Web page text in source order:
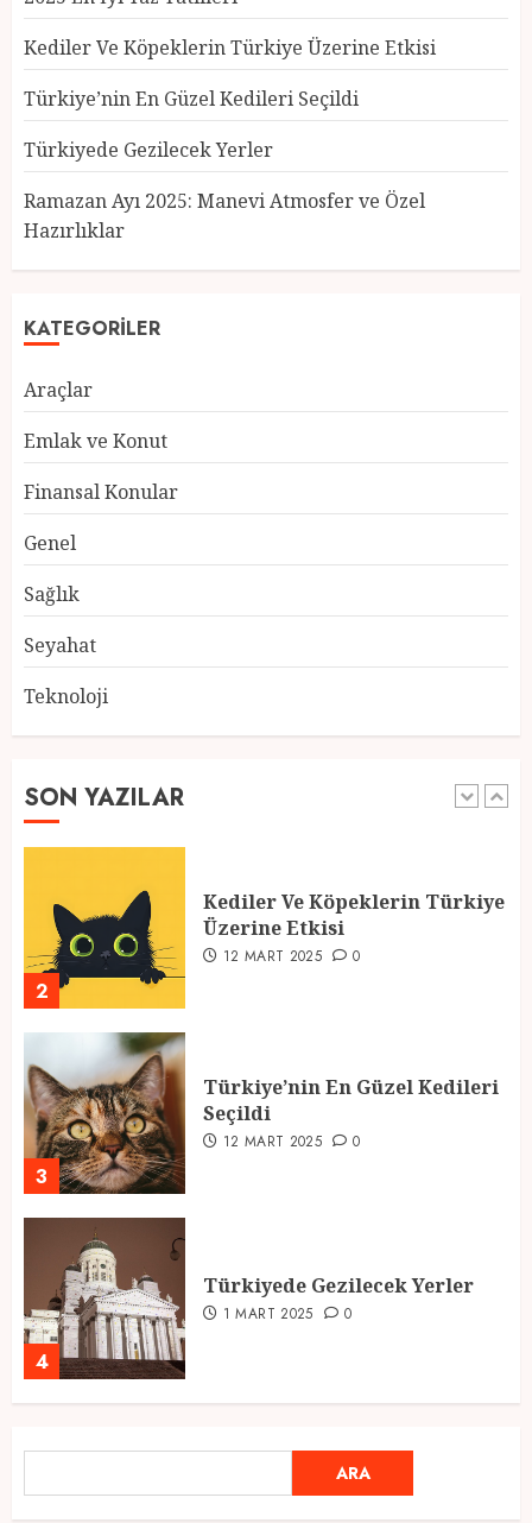
Kediler Ve Köpeklerin Türkiye Üzerine Etkisi
Türkiye’nin En Güzel Kedileri Seçildi
Türkiyede Gezilecek Yerler
Ramazan Ayı 2025: Manevi Atmosfer ve Özel
Hazırlıklar
KATEGORILER
Araçlar
Emlak ve Konut
Finansal Konular
Genel
Sağlık
Seyahat
Teknoloji
SON YAZILAR
3
Türkiye’nin En Güzel Kedileri
Seçildi
12 MART 2025 0
5
Ramazan Ayı 2025: Manevi
1
2
Kediler Ve Köpeklerin Türkiye
Üzerine Etkisi
12 MART 2025 0
3
Türkiye’nin En Güzel Kedileri
Seçildi
12 MART 2025 0
4
Türkiyede Gezilecek Yerler
1 MART 2025 0
Ramazan Ayı 2025: Manevi
Atmosfer ve Özel Hazırlıklar
28 ŞUBAT 2025 0
ARA